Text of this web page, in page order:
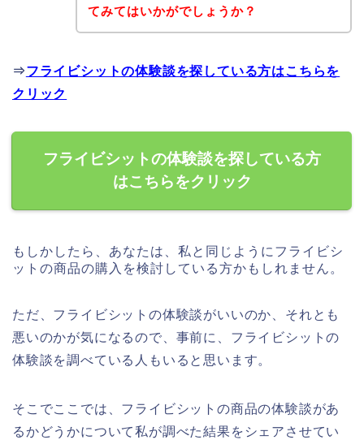
てみてはいかがでしょうか？
⇒フライビシットの体験談を探している方はこちらを
クリック
フライビシットの体験談を探している方
はこちらをクリック
もしかしたら、あなたは、私と同じようにフライビシ
ットの商品の購入を検討している方かもしれません。
ただ、フライビシットの体験談がいいのか、それとも
悪いのかが気になるので、事前に、フライビシットの
体験談を調べている人もいると思います。
そこでここでは、フライビシットの商品の体験談があ
るかどうかについて私が調べた結果をシェアさせてい